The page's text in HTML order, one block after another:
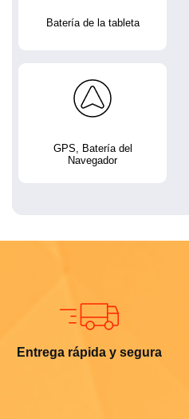
Batería de la tableta
GPS, Batería del
Navegador
Entrega rápida y segura